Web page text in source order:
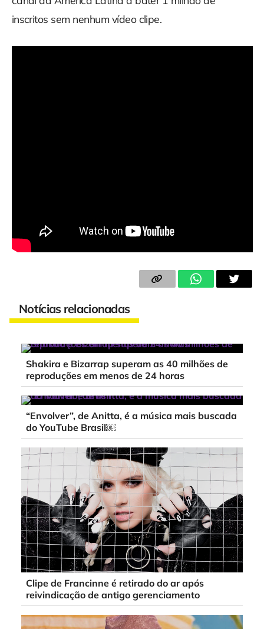
inscritos sem nenhum vídeo clipe.
Notícias relacionadas
Shakira e Bizarrap superam as 40 milhões de
reproduções em menos de 24 horas
“Envolver”, de Anitta, é a música mais buscada
do YouTube Brasil￼
Clipe de Francinne é retirado do ar após
reivindicação de antigo gerenciamento